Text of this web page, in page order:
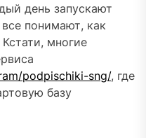
день запускают
понимают, как
многие
podpischiki-sng/, где
базу